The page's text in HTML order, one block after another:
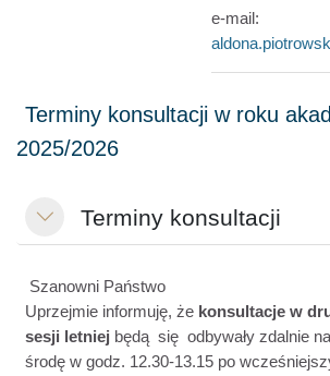
e-mail:
MinimalizujTerminy konsultacji
Szanowni Państwo
Uprzejmie informuję, że konsultacje w
sesji letniej będą się odbywały zdalnie
środę w godz. 12.30-13.15 po